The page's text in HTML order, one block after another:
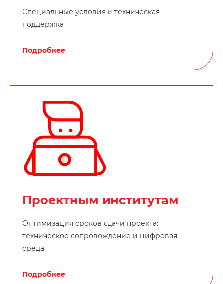
Специальные условия и техническая
поддержка
Подробнее
Проектным институтам
Оптимизация сроков сдачи проекта:
техническое сопровождение и цифровая
среда
Подробнее